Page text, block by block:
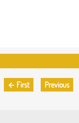
← First Previous